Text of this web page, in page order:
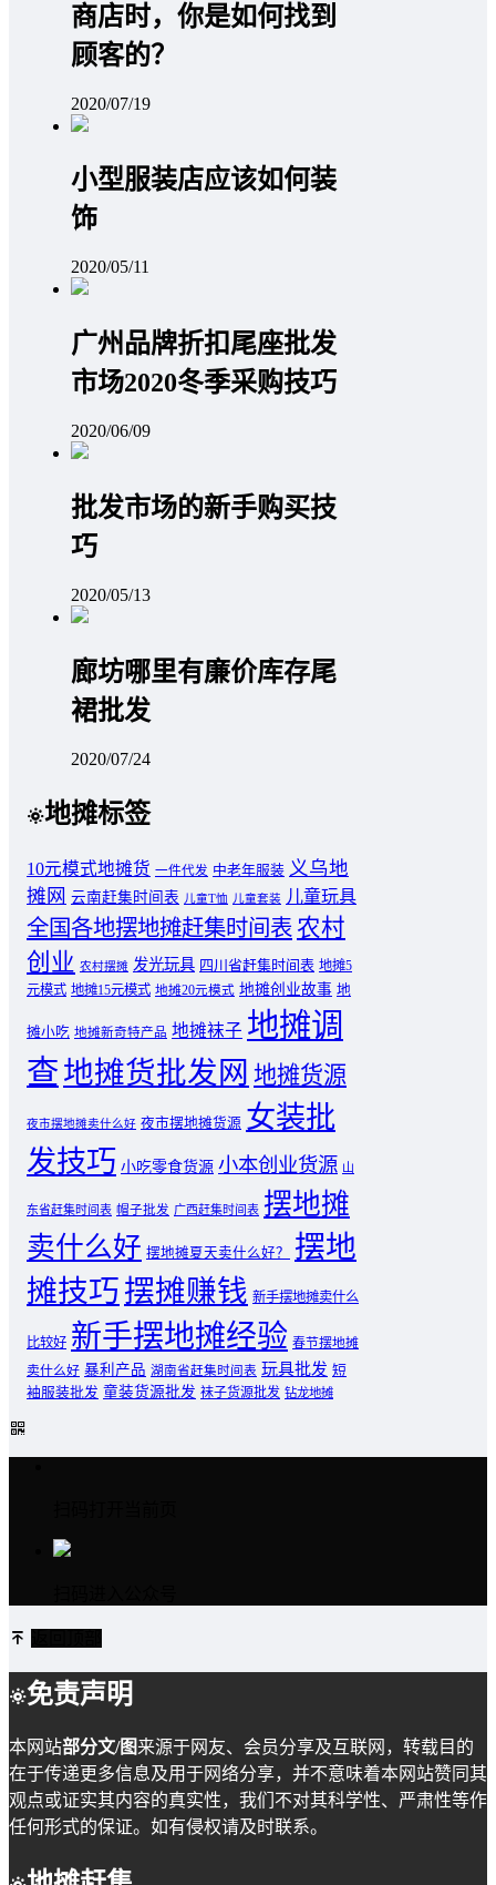
商店时，你是如何找到
顾客的？
2020/07/19
小型服装店应该如何装
饰
2020/05/11
广州品牌折扣尾座批发
市场2020冬季采购技巧
2020/06/09
批发市场的新手购买技
巧
2020/05/13
廊坊哪里有廉价库存尾
裙批发
2020/07/24
地摊标签
10元模式地摊货 一件代发 中老年服装 义乌地
摊网 云南赶集时间表 儿童T恤 儿童套装 儿童玩具
全国各地摆地摊赶集时间表 农村
创业 农村摆摊 发光玩具 四川省赶集时间表 地摊5
元模式 地摊15元模式 地摊20元模式 地摊创业故事 地
摊小吃 地摊新奇特产品 地摊袜子 地摊调
查地摊货批发网 地摊货源
夜市摆地摊卖什么好 夜市摆地摊货源 女装批
发技巧 小吃零食货源 小本创业货源 山
东省赶集时间表 帽子批发 广西赶集时间表 摆地摊
卖什么好 摆地摊夏天卖什么好？
摆地
摊技巧摆摊赚钱 新手摆地摊卖什么
比较好 新手摆地摊经验 春节摆地摊
卖什么好 暴利产品 湖南省赶集时间表 玩具批发 短
袖服装批发 童装货源批发 袜子货源批发 钻龙地摊
免责声明
本网站部分文/图来源于网友、会员分享及互联网，转载目的
在于传递更多信息及用于网络分享，并不意味着本网站赞同其
观点或证实其内容的真实性，我们不对其科学性、严肃性等作
任何形式的保证。如有侵权请及时联系。